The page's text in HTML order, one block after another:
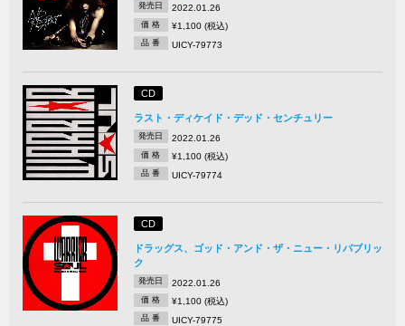
発売日 2022.01.26
価 格 ¥1,100 (税込)
品 番 UICY-79773
CD
ラスト・ディケイド・デッド・センチュリー
発売日 2022.01.26
価 格 ¥1,100 (税込)
品 番 UICY-79774
CD
ドラッグス、ゴッド・アンド・ザ・ニュー・リパブリッ
ク
発売日 2022.01.26
価 格 ¥1,100 (税込)
品 番 UICY-79775